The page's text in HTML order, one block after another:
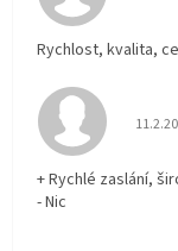
Rychlost, kvalita,
+ Rychlé zaslání,
- Nic